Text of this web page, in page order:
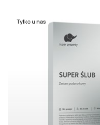
Tylko u nas